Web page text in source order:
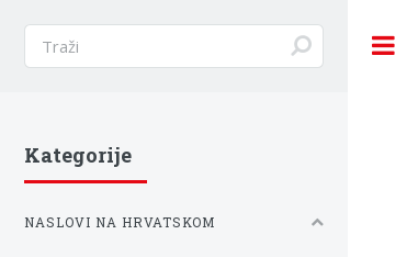
Kategorije
NASLOVI NA HRVATSKOM